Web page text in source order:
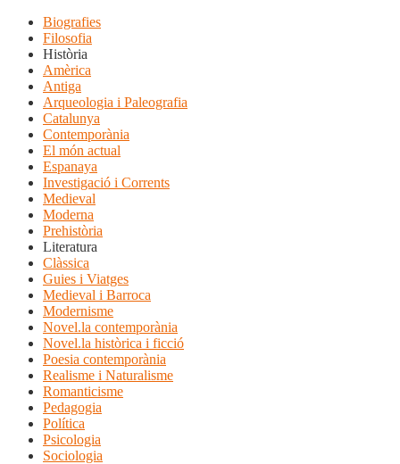
Biografies
Filosofia
Història
Amèrica
Antiga
Arqueologia i Paleografia
Catalunya
Contemporània
El món actual
Espanaya
Investigació i Corrents
Medieval
Moderna
Prehistòria
Literatura
Clàssica
Guies i Viatges
Medieval i Barroca
Modernisme
Novel.la contemporània
Novel.la històrica i ficció
Poesia contemporània
Realisme i Naturalisme
Romanticisme
Pedagogia
Política
Psicologia
Sociologia